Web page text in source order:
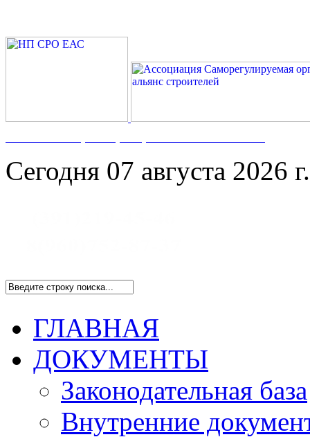
Сегодня 07 августа 2026 г.
ГЛАВНАЯ
ДОКУМЕНТЫ
Законодательная база
Внутренние